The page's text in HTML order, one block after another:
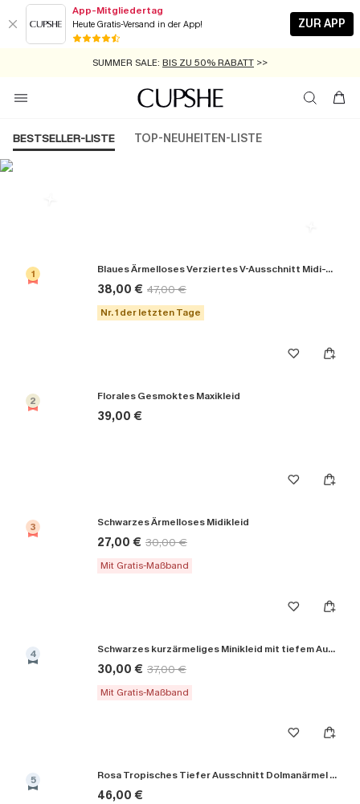
App-Mitgliedertag
Heute Gratis-Versand in der App! ZUR APP
GRATIS MASSBAND MIT JEDEM SCHNELLVERSAND-ARTIKEL >>
SUMMER SALE: BIS ZU 50% RABATT >>
ZUM NEWSLETTER:BIS ZU -20% EXTRA ERHALTEN
KOSTENLOSER VERSAND AB 89 €
BESTSELLER-LISTE TOP-NEUHEITEN-LISTE
1 Blaues Ärmelloses Verziertes V-Ausschnitt Midi-Trägerkleid
38,00 € 47,00 €
Nr. 1 der letzten Tage
2 Florales Gesmoktes Maxikleid
39,00 €
3 Schwarzes Ärmelloses Midikleid
27,00 € 30,00 €
Mit Gratis-Maßband
4 Schwarzes kurzärmeliges Minikleid mit tiefem Ausschnitt
30,00 € 37,00 €
Mit Gratis-Maßband
5 Rosa Tropisches Tiefer Ausschnitt Dolmanärmel Maxikleid
46,00 €